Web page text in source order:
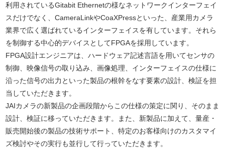
利用されているGitabit Ethernetの様なネットワークインターフェイ
スだけでなく、CameraLinkやCoaXPressといった、産業用カメラ
業界で広く選ばれているインターフェイスを有しています。それら
を制御する中心的デバイスとしてFPGAを採用しています。
FPGA設計エンジニアは、ハードウェア記述言語を用いてセンサの
制御、映像信号の取り込み、画像処理、インターフェイスの仕様に
沿った信号の出力といった製品の根幹をなす要素の設計、検証を担
当していただきます。
JAIカメラの新製品の企画段階からこの仕様の策定に関り、そのまま
設計、検証に移っていただきます。また、新製品に加えて、量産・
販売開始後の製品の技術サポート、特定のお客様向けのカスタマイ
ズ検討やその実行も並行して行っていただきます。